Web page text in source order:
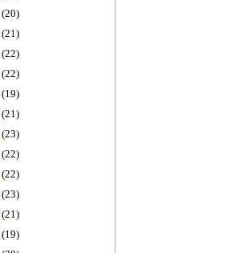
(20)
(21)
(22)
(22)
(19)
(21)
(23)
(22)
(22)
(23)
(21)
(19)